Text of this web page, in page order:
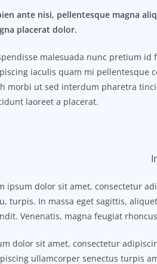
ante nisi, pellentesque magna
placerat dolor.
malesuada nunc pretium
iaculis quam mi pellentesque
morbi ut sed interdum pharetra
laoreet a placerat.
ipsum dolor sit amet, consectetur
turpis. In massa eget sagittis,
Venenatis, magna feugiat
dolor sit amet, consectetur
ullamcorper senectus turpis